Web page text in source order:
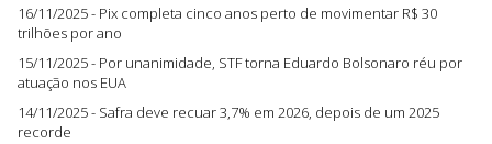
16/11/2025 - Pix completa cinco anos perto de movimentar R$ 30
trilhões por ano
15/11/2025 - Por unanimidade, STF torna Eduardo Bolsonaro réu por
atuação nos EUA
14/11/2025 - Safra deve recuar 3,7% em 2026, depois de um 2025
recorde